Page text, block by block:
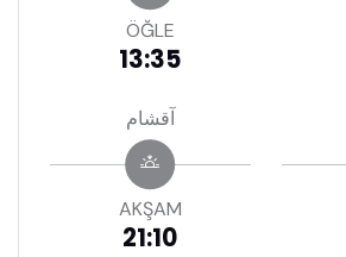
ÖĞLE
13:35
آقشام
AKŞAM
21:10